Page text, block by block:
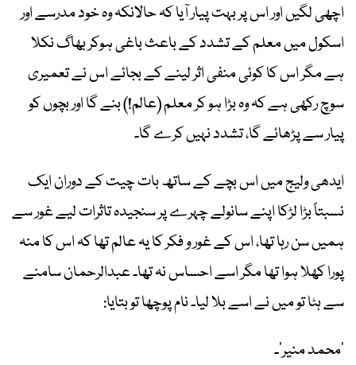
اچھی لگیں اور اس پر بہت پیار آیا کہ حالانکہ وہ خود مدرسے اور
اسکول میں معلم کے تشدد کے باعث باغی ہوکر بھاگ نکلا
ہے مگر اس کا کوئی منفی اثر لینے کے بجائے اس نے تعمیری
سوچ رکھی ہے کہ وہ بڑا ہو کر معلم (عالم!) بنے گا اور بچوں کو
پیار سے پڑھائے گا، تشدد نہیں کرے گا۔
ایدھی ولیج میں اس بچے کے ساتھ بات چیت کے دوران ایک
نسبتاً بڑا لڑکا اپنے سانولے چہرے پر سنجیدہ تاثرات لیے غور سے
ہمیں سن رہا تھا، اس کے غور و فکر کا یہ عالم تھا کہ اس کا منہ
پورا کھلا ہوا تھا مگر اسے احساس نہ تھا۔ عبدالرحمان سامنے
سے ہٹا تو میں نے اسے بلا لیا۔ نام پوچھا تو بتایا:
’محمد منیر‘۔